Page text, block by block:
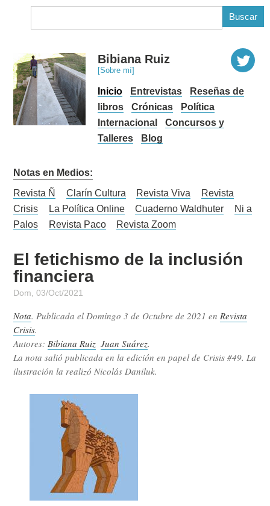
Bibiana Ruiz
[Sobre mí]
Inicio Entrevistas
Reseñas de
libros
Crónicas
Política
Internacional
Concursos y
Talleres
Blog
Notas en Medios:
Revista Ñ
Clarín Cultura Revista Viva
Revista
Crisis
La Política Online Cuaderno Waldhuter
Ni a
Palos
Revista Paco Revista Zoom
El fetichismo de la inclusión
financiera
Dom, 03/Oct/2021
Nota. Publicada elDomingo 3 de Octubre de 2021 enRevista
Crisis.
Autores:Bibiana Ruiz Juan Suárez.
La nota salió publicada en la edición en papel de Crisis #49. La
ilustración la realizó Nicolás Daniluk.